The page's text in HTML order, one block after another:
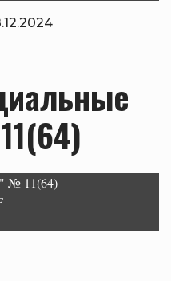
№ 11(64)